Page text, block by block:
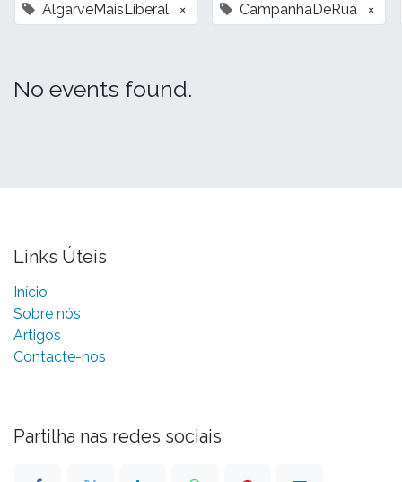
AlgarveMaisLiberal × CampanhaDeRua ×
No events found.
Links Úteis
Início
Sobre nós
Artigos
Contacte-nos
Partilha nas redes sociais